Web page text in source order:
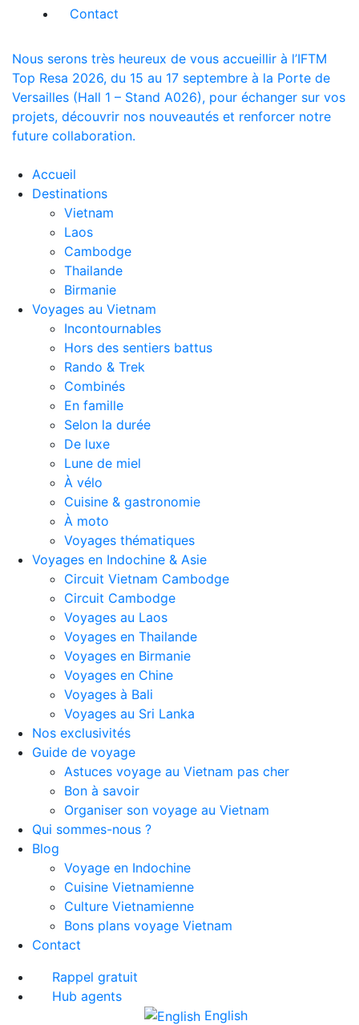
Contact
Nous serons très heureux de vous accueillir à l’IFTM
Top Resa 2026, du 15 au 17 septembre à la Porte de
Versailles (Hall 1 – Stand A026), pour échanger sur vos
projets, découvrir nos nouveautés et renforcer notre
future collaboration.
Accueil
Destinations
Vietnam
Laos
Cambodge
Thailande
Birmanie
Voyages au Vietnam
Incontournables
Hors des sentiers battus
Rando & Trek
Combinés
En famille
Selon la durée
De luxe
Lune de miel
À vélo
Cuisine & gastronomie
À moto
Voyages thématiques
Voyages en Indochine & Asie
Circuit Vietnam Cambodge
Circuit Cambodge
Voyages au Laos
Voyages en Thailande
Voyages en Birmanie
Voyages en Chine
Voyages à Bali
Voyages au Sri Lanka
Nos exclusivités
Guide de voyage
Astuces voyage au Vietnam pas cher
Bon à savoir
Organiser son voyage au Vietnam
Qui sommes-nous ?
Blog
Voyage en Indochine
Cuisine Vietnamienne
Culture Vietnamienne
Bons plans voyage Vietnam
Contact
Rappel gratuit
Hub agents
English